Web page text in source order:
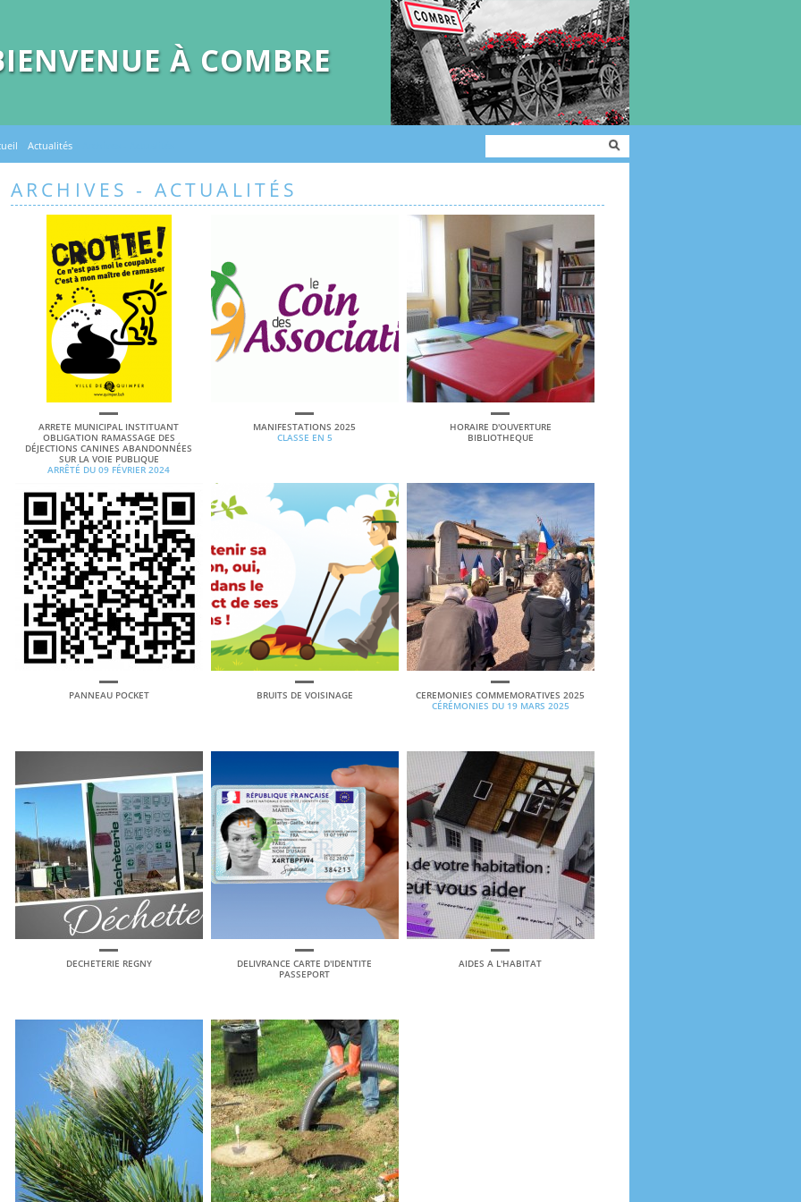
À COMBRE
Actualités
recherche
Rechercher
ARCHIVES - ACTUALITÉS
ARRETE MUNICIPAL INSTITUANT
OBLIGATION RAMASSAGE DES
DÉJECTIONS CANINES ABANDONNÉES
SUR LA VOIE PUBLIQUE
ARRÊTÉ DU 09 FÉVRIER 2024
MANIFESTATIONS 2025
CLASSE EN 5
HORAIRE D'OUVERTURE
BIBLIOTHEQUE
PANNEAU POCKET BRUITS DE VOISINAGE
CEREMONIES COMMEMORATIVES 2025
CÉRÉMONIES DU 19 MARS 2025
DECHETERIE REGNY
DELIVRANCE CARTE D'IDENTITE
PASSEPORT
AIDES A L'HABITAT